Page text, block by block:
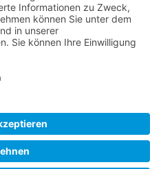
Roiser GmbH